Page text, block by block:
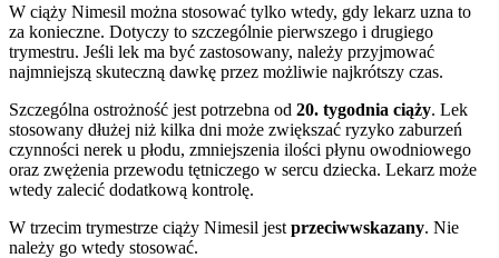
W ciąży Nimesil można stosować tylko wtedy, gdy lekarz uzna to
za konieczne. Dotyczy to szczególnie pierwszego i drugiego
trymestru. Jeśli lek ma być zastosowany, należy przyjmować
najmniejszą skuteczną dawkę przez możliwie najkrótszy czas.
Szczególna ostrożność jest potrzebna od 20. tygodnia ciąży. Lek
stosowany dłużej niż kilka dni może zwiększać ryzyko zaburzeń
czynności nerek u płodu, zmniejszenia ilości płynu owodniowego
oraz zwężenia przewodu tętniczego w sercu dziecka. Lekarz może
wtedy zalecić dodatkową kontrolę.
W trzecim trymestrze ciąży Nimesil jest przeciwwskazany. Nie
należy go wtedy stosować.